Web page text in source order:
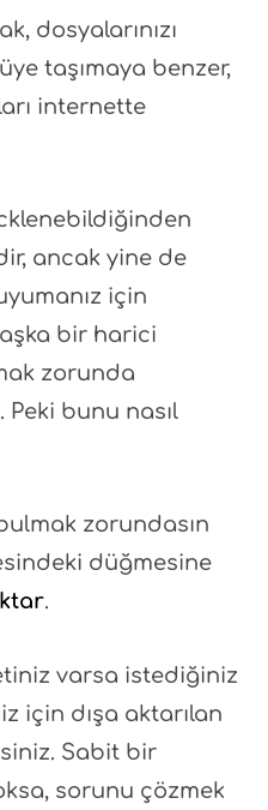
dosyalarınızı
taşımaya benzer,
internette
ancak yine de
için
bir harici
zorunda
Peki bunu nasıl
zorundasın
düğmesine
.
varsa istediğiniz
için dışa aktarılan
Sabit bir
sorunu çözmek